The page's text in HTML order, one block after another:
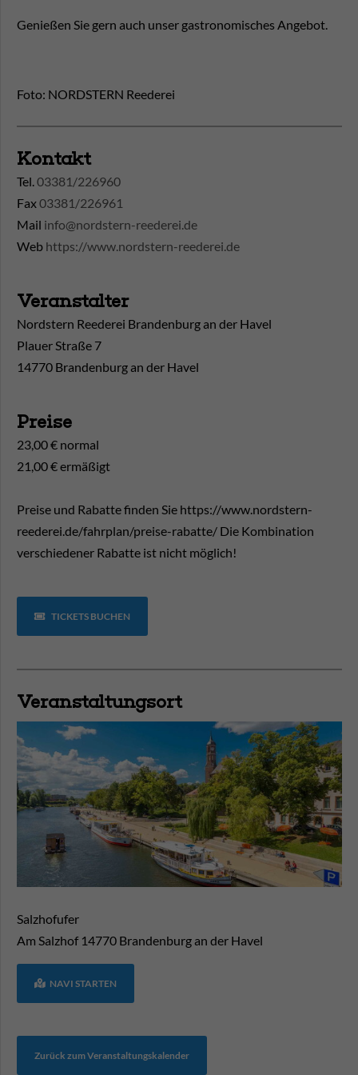
Genießen Sie gern auch unser gastronomisches Angebot.
Foto: NORDSTERN Reederei
Kontakt
Tel. 03381/226960
Fax03381/226961
Mail info@nordstern-reederei.de
Web https://www.nordstern-reederei.de
Veranstalter
Nordstern Reederei Brandenburg an der Havel
Plauer Straße 7
14770 Brandenburg an der Havel
Preise
23,00 € normal
21,00 € ermäßigt
Preise und Rabatte finden Sie https://www.nordstern-
reederei.de/fahrplan/preise-rabatte/ Die Kombination
verschiedener Rabatte ist nicht möglich!
TICKETS BUCHEN
Veranstaltungsort
Salzhofufer
Am Salzhof 14770 Brandenburg an der Havel
NAVI STARTEN
Zurück zum Veranstaltungskalender